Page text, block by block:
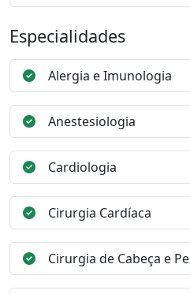
Especialidades
Alergia e Imunologia
Anestesiologia
Cardiologia
Cirurgia Cardíaca
Cirurgia de Cabeça e